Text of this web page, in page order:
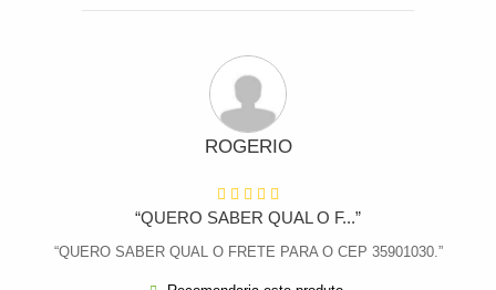
ROGERIO
“QUERO SABER QUAL O F...”
“QUERO SABER QUAL O FRETE PARA O CEP 35901030.”